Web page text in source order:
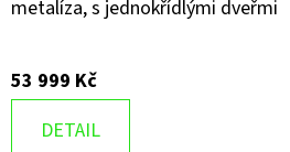
metalíza, s jednokřídlými dveřmi
53 999 Kč
DETAIL